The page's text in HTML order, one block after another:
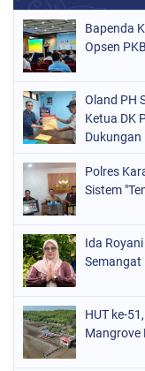
Bapenda
Opsen
Oland PH
Ketua DK
Dukungan
Polres
Sistem
Ida
Semangat
HUT ke-
Mangrove